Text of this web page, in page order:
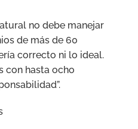
no debe manejar
de más de 60
correcto ni lo ideal.
con hasta ocho